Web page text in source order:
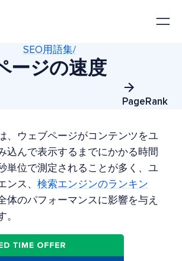
SEO用語集/
ージの速度
PageRank
、ウェブページがコンテンツをユ
込んで表示するまでにかかる時間
単位で測定されることが多く、ユ
ンス、 検索エンジンのランキン
体のパフォーマンスに影響を与え
。